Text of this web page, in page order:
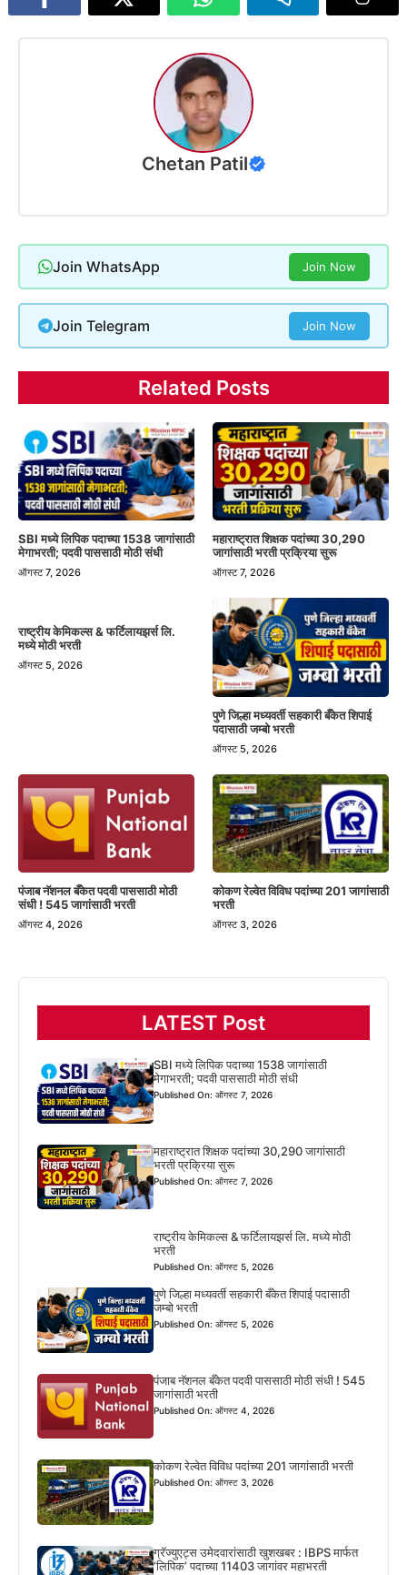
Chetan Patil
Join WhatsApp Join Now
Join Telegram Join Now
Related Posts
SBI मध्ये लिपिक पदाच्या 1538 जागांसाठी
मेगाभरती; पदवी पाससाठी मोठी संधी
ऑगस्ट 7, 2026
महाराष्ट्रात शिक्षक पदांच्या 30,290
जागांसाठी भरती प्रक्रिया सुरू
ऑगस्ट 7, 2026
राष्ट्रीय केमिकल्स & फर्टिलायझर्स लि.
मध्ये मोठी भरती
ऑगस्ट 5, 2026
पुणे जिल्हा मध्यवर्ती सहकारी बँकेत शिपाई
पदासाठी जम्बो भरती
ऑगस्ट 5, 2026
पंजाब नॅशनल बँकेत पदवी पाससाठी मोठी
संधी ! 545 जागांसाठी भरती
ऑगस्ट 4, 2026
कोकण रेल्वेत विविध पदांच्या 201 जागांसाठी
भरती
ऑगस्ट 3, 2026
LATEST Post
SBI मध्ये लिपिक पदाच्या 1538 जागांसाठी
मेगाभरती; पदवी पाससाठी मोठी संधी
Published On: ऑगस्ट 7, 2026
महाराष्ट्रात शिक्षक पदांच्या 30,290 जागांसाठी
भरती प्रक्रिया सुरू
Published On: ऑगस्ट 7, 2026
राष्ट्रीय केमिकल्स & फर्टिलायझर्स लि. मध्ये मोठी
भरती
Published On: ऑगस्ट 5, 2026
पुणे जिल्हा मध्यवर्ती सहकारी बँकेत शिपाई पदासाठी
जम्बो भरती
Published On: ऑगस्ट 5, 2026
पंजाब नॅशनल बँकेत पदवी पाससाठी मोठी संधी ! 545
जागांसाठी भरती
Published On: ऑगस्ट 4, 2026
कोकण रेल्वेत विविध पदांच्या 201 जागांसाठी भरती
Published On: ऑगस्ट 3, 2026
ग्रॅज्युएट्स उमेदवारांसाठी खुशखबर : IBPS मार्फत
‘लिपिक’ पदाच्या 11403 जागांवर महाभरती